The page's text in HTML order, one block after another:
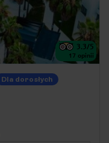
3.3/5
17 opinii
Dla dorosłych